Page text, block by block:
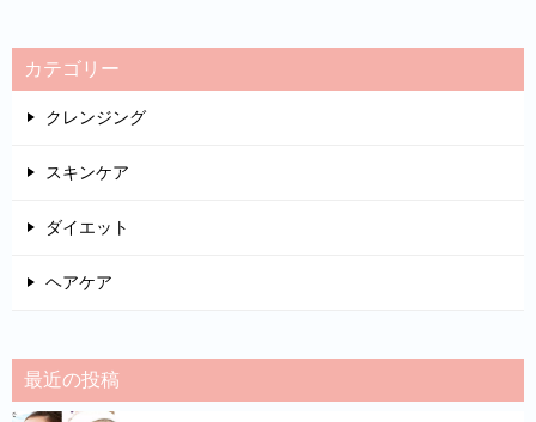
シ
ョ
カテゴリー
クレンジング
スキンケア
ダイエット
ヘアケア
最近の投稿